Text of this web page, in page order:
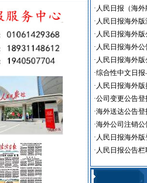
· 人民日报（海
· 人民日报海外
· 人民日报海外
· 人民日报海外
· 人民日报海外
·综合性中文日
· 人民日报海外
·公司变更公告
·海外送达公告
·海外公司注销
· 人民日报海外
· 人民日报公告